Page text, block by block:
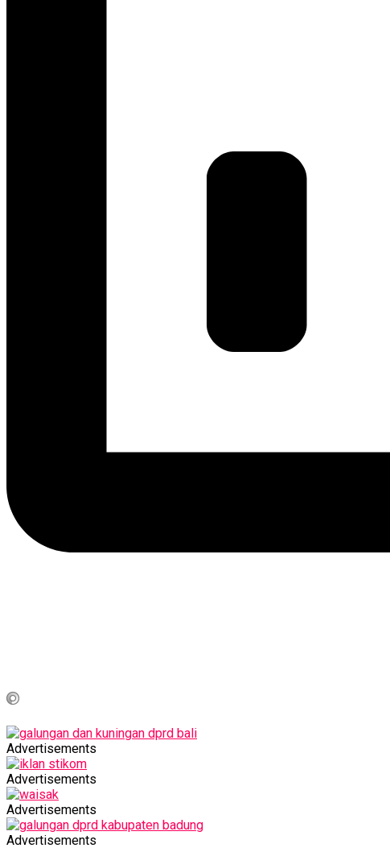
Advertisements
Advertisements
Advertisements
Advertisements